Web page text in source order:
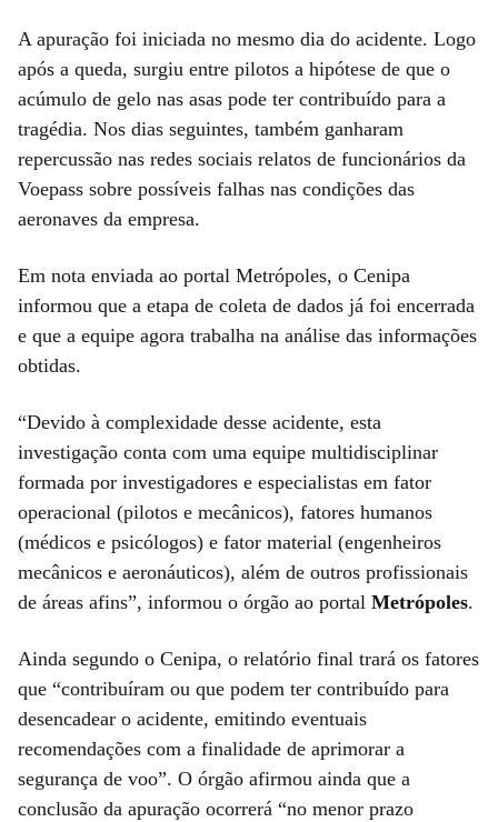
A apuração foi iniciada no mesmo dia do acidente. Logo
após a queda, surgiu entre pilotos a hipótese de que o
acúmulo de gelo nas asas pode ter contribuído para a
tragédia. Nos dias seguintes, também ganharam
repercussão nas redes sociais relatos de funcionários da
Voepass sobre possíveis falhas nas condições das
aeronaves da empresa.
Em nota enviada ao portal Metrópoles, o Cenipa
informou que a etapa de coleta de dados já foi encerrada
e que a equipe agora trabalha na análise das informações
obtidas.
“Devido à complexidade desse acidente, esta
investigação conta com uma equipe multidisciplinar
formada por investigadores e especialistas em fator
operacional (pilotos e mecânicos), fatores humanos
(médicos e psicólogos) e fator material (engenheiros
mecânicos e aeronáuticos), além de outros profissionais
de áreas afins”, informou o órgão ao portal Metrópoles.
Ainda segundo o Cenipa, o relatório final trará os fatores
que “contribuíram ou que podem ter contribuído para
desencadear o acidente, emitindo eventuais
recomendações com a finalidade de aprimorar a
segurança de voo”. O órgão afirmou ainda que a
conclusão da apuração ocorrerá “no menor prazo